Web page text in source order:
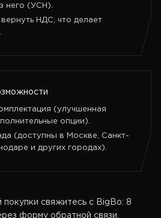
него (УСН).
НДС, что делает
(улучшенная
опции).
(доступны в Москве, Санкт-
и других городах).
покупки свяжитесь с BigBo: 8
форму обратной связи.